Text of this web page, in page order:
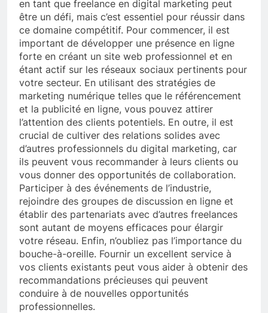
en tant que freelance en digital marketing peut
être un défi, mais c’est essentiel pour réussir dans
ce domaine compétitif. Pour commencer, il est
important de développer une présence en ligne
forte en créant un site web professionnel et en
étant actif sur les réseaux sociaux pertinents pour
votre secteur. En utilisant des stratégies de
marketing numérique telles que le référencement
et la publicité en ligne, vous pouvez attirer
l’attention des clients potentiels. En outre, il est
crucial de cultiver des relations solides avec
d’autres professionnels du digital marketing, car
ils peuvent vous recommander à leurs clients ou
vous donner des opportunités de collaboration.
Participer à des événements de l’industrie,
rejoindre des groupes de discussion en ligne et
établir des partenariats avec d’autres freelances
sont autant de moyens efficaces pour élargir
votre réseau. Enfin, n’oubliez pas l’importance du
bouche-à-oreille. Fournir un excellent service à
vos clients existants peut vous aider à obtenir des
recommandations précieuses qui peuvent
conduire à de nouvelles opportunités
professionnelles.